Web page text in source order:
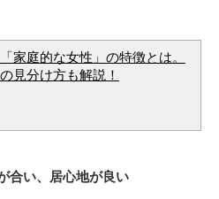
家庭的な女性」の特徴とは。
見分け方も解説！
合い、居心地が良い